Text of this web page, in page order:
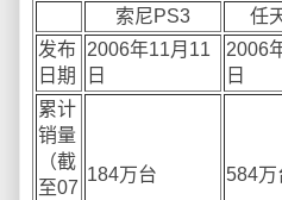
索尼PS3 任
发布
日期
2006年11月11
日
2006
日
累计
销量
（截
至07
184万台 584万